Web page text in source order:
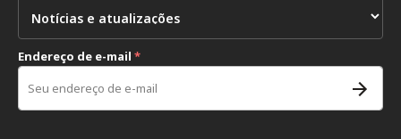
Endereço de e-mail *